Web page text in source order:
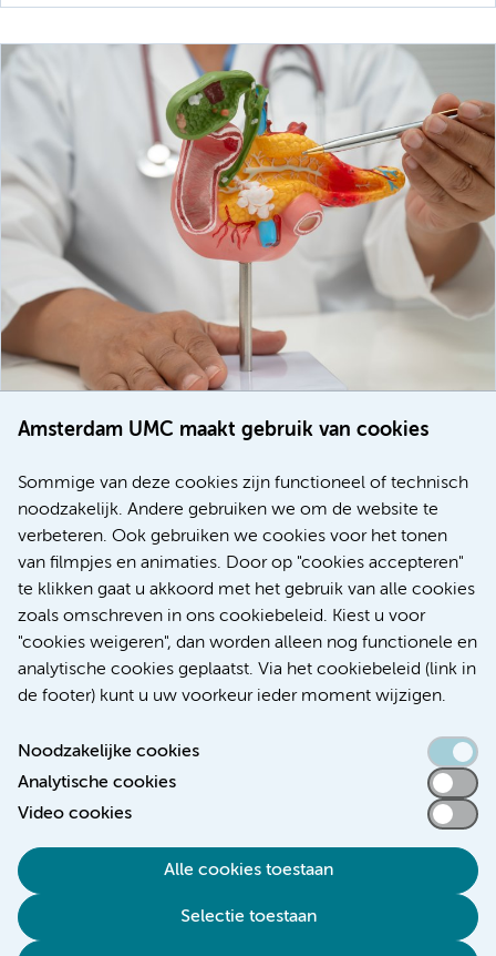
Amsterdam UMC maakt gebruik van cookies
Sommige van deze cookies zijn functioneel of technisch
noodzakelijk. Andere gebruiken we om de website te
verbeteren. Ook gebruiken we cookies voor het tonen
van filmpjes en animaties. Door op "cookies accepteren"
te klikken gaat u akkoord met het gebruik van alle cookies
zoals omschreven in ons cookiebeleid. Kiest u voor
"cookies weigeren", dan worden alleen nog functionele en
analytische cookies geplaatst. Via het cookiebeleid (link in
de footer) kunt u uw voorkeur ieder moment wijzigen.
Noodzakelijke cookies
Analytische cookies
Video cookies
Alle cookies toestaan
Selectie toestaan
voor patiënten met alvleesklierkanker verbeteren
Meer
Toegankelijkheidsverklaring
Algemene privacyverklaring